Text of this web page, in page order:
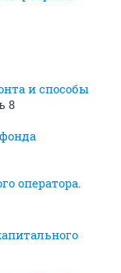
и способы
8
оператора.